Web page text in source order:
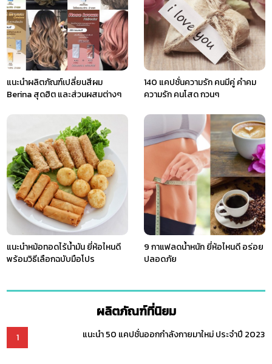
แนะนำผลิตภัณฑ์เปลี่ยนสีผม
Berina สุดฮิต และส่วนผสมต่างๆ
140 แคปชั่นความรัก คนมีคู่ คำคม
ความรัก คนโสด กวนๆ
แนะนำหม้อทอดไร้น้ำมัน ยี่ห้อไหนดี
พร้อมวิธีเลือกฉบับมือโปร
9 กาแฟลดน้ำหนัก ยี่ห้อไหนดี อร่อย
ปลอดภัย
ผลิตภัณฑ์ที่นิยม
1 แนะนำ 50 แคปชั่นออกกำลังกายมาใหม่ ประจำปี 2023